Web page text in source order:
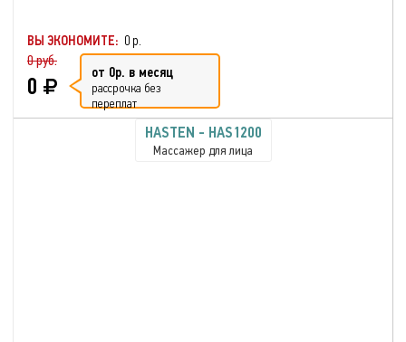
ВЫ ЭКОНОМИТЕ: 0 р.
0 руб.
0 от 0р. в месяц
рассрочка без
переплат
HASTEN - HAS1200
Массажер для лица